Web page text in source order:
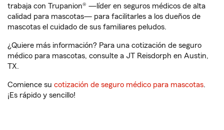
trabaja con Trupanion® —líder en seguros médicos de alta
calidad para mascotas— para facilitarles a los dueños de
mascotas el cuidado de sus familiares peludos.
¿Quiere más información? Para una cotización de seguro
médico para mascotas, consulte a JT Reisdorph en Austin,
TX.
Comience su cotización de seguro médico para mascotas.
¡Es rápido y sencillo!